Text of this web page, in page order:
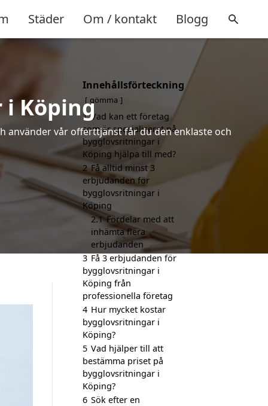
Städer Om / kontakt Blogg
Köping
använder vår offerttjänst får du den enklaste och
Innehållsförteckning
gömma
1 Vad kan ett företag
som är specialiserat på
bygglovsritningar i
Köping hjälpa till med?
2 Få alltid minst 3
erbjudanden för
bygglovsritningar i
Köping
2.1 Fördelar med att
inhämta flera
erbjudanden
3 Få 3 erbjudanden för
bygglovsritningar i
Köping från
professionella företag
4 Hur mycket kostar
bygglovsritningar i
Köping?
5 Vad hjälper till att
bestämma priset på
bygglovsritningar i
Köping?
6 Sök efter en